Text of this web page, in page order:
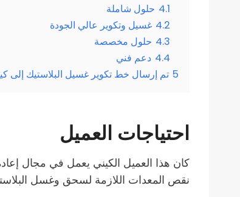
4.1 حلول شاملة
4.2 غسيل وتكوير عالي الجودة
4.3 حلول مخصصة
4.4 دعم فني
5 تم إرسال خط تكوير غسيل البلاستيك إلى
احتياجات العميل
كان هذا العميل الكيني يعمل في مجال
نقص المعدات اللازمة لسحق وغسل